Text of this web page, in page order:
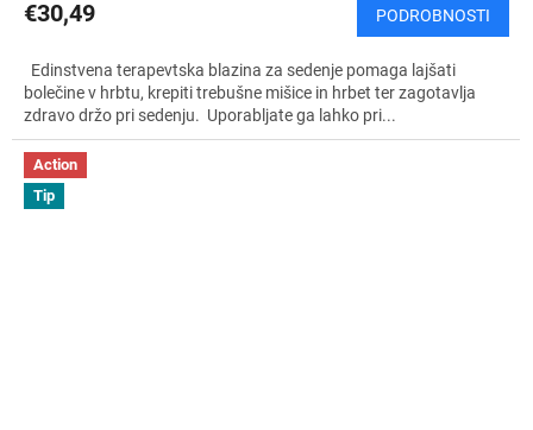
€30,49 PODROBNOSTI
Edinstvena terapevtska blazina za sedenje pomaga lajšati
bolečine v hrbtu, krepiti trebušne mišice in hrbet ter zagotavlja
zdravo držo pri sedenju. Uporabljate ga lahko pri...
Action
Tip